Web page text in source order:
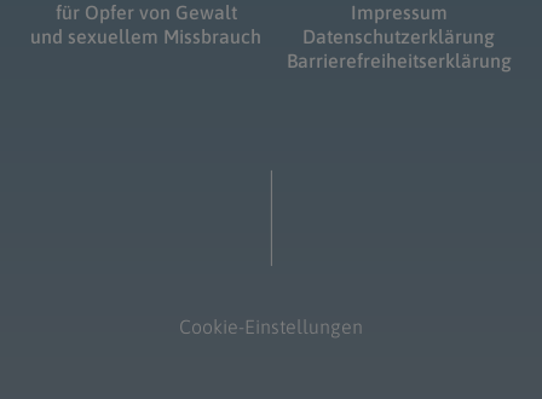
für Opfer von Gewalt
und sexuellem Missbrauch
Impressum
Datenschutzerklärung
Barrierefreiheitserklärung
Cookie-Einstellungen